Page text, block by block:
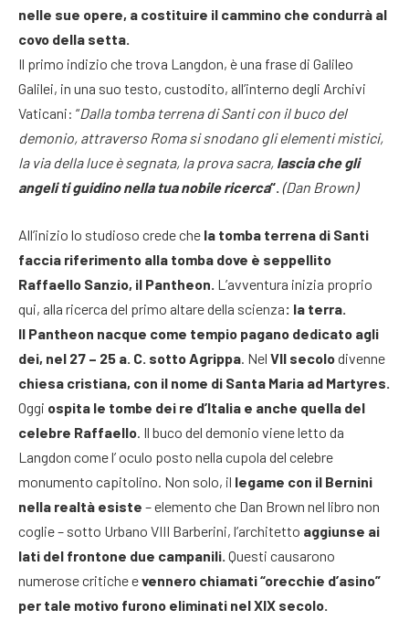
nelle sue opere, a costituire il cammino che condurrà al
covo della setta.
Il primo indizio che trova Langdon, è una frase di Galileo
Galilei, in una suo testo, custodito, all’interno degli Archivi
Vaticani: “Dalla tomba terrena di Santi con il buco del
demonio, attraverso Roma si snodano gli elementi mistici,
la via della luce è segnata, la prova sacra, lascia che gli
angeli ti guidino nella tua nobile ricerca“. (Dan Brown)
All’inizio lo studioso crede che la tomba terrena di Santi
faccia riferimento alla tomba dove è seppellito
Raffaello Sanzio, il Pantheon. L’avventura inizia proprio
qui, alla ricerca del primo altare della scienza: la terra.
II Pantheon nacque come tempio pagano dedicato agli
dei, nel 27 – 25 a. C. sotto Agrippa. Nel VII secolodivenne
chiesa cristiana, con il nome di Santa Maria ad Martyres.
Oggi ospita le tombe dei re d’Italia e anche quella del
celebre Raffaello. Il buco del demonio viene letto da
Langdon come l’ oculo posto nella cupola del celebre
monumento capitolino. Non solo, il legame con il Bernini
nella realtà esiste – elemento che Dan Brown nel libro non
coglie – sotto Urbano VIII Barberini, l’architetto aggiunse ai
lati del frontone due campanili. Questi causarono
numerose critiche evennero chiamati “orecchie d’asino”
per tale motivo furono eliminati nel XIX secolo.